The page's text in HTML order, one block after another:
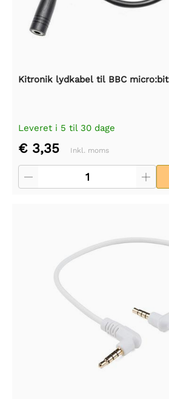
Kitronik lydkabel til BBC micro:bit
Leveret i 5 til 30 dage
€ 3,35 Inkl. moms